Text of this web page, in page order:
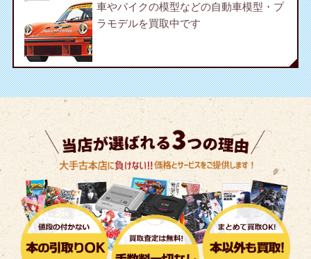
車やバイクの模型などの自動車模型・プ
ラモデルを買取中です